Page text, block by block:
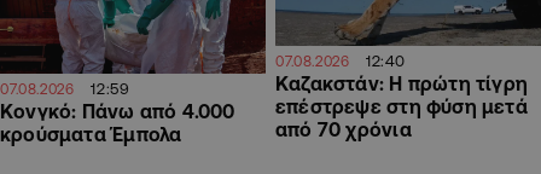
07.08.2026 12:59
Κονγκό: Πάνω από 4.000
κρούσματα Έμπολα
07.08.2026 12:40
Καζακστάν: Η πρώτη τίγρη
επέστρεψε στη φύση μετά
από 70 χρόνια